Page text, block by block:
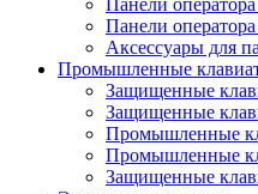
Панели
Панели
Аксессуары для
Промышленные
Защищенные
Защищенные
Промышленные
Промышленные
Защищенные